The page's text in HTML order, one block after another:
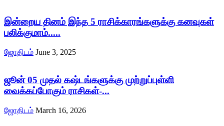
இன்றைய தினம் இந்த 5 ராசிக்காரங்களுக்கு கனவுகள்
பலிக்குமாம்.....
ஜோதிடம் June 3, 2025
ஜூன் 05 முதல் கஷ்டங்களுக்கு முற்றுப்புள்ளி
வைக்கப்போகும் ராசிகள்-...
ஜோதிடம் March 16, 2026